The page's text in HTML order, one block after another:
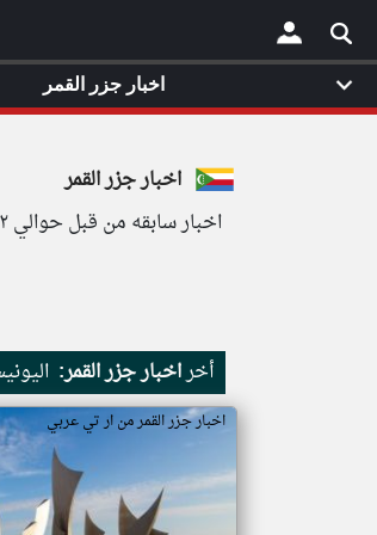
×
اخبار جزر القمر
اخبار سابقه من قبل حوالي ٢ ساعة
أخراخبار جزر القمر:
اخبار جزر القمر من ار تي عربي
اخبار جزر القمر